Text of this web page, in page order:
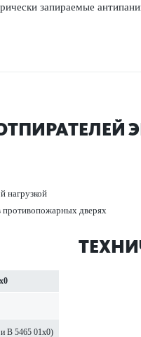
запираемые
нагрузкой
против­опожарных дверях
B 5465 01x0)